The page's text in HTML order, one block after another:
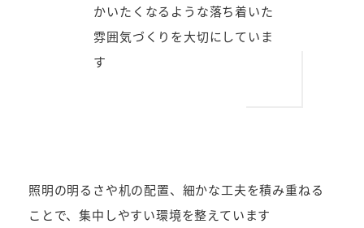
かいたくなるような落ち着いた
雰囲気づくりを大切にしていま
す
照明の明るさや机の配置、細かな工夫を積み重ねる
ことで、集中しやすい環境を整えています